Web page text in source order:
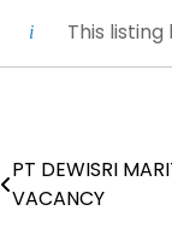
This listing
Post
navigation
PT DEWISRI
VACANCY